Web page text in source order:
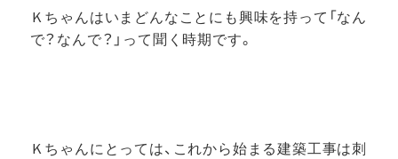
Ｋちゃんはいまどんなことにも興味を持って「なん
で？なんで？」って聞く時期です。
Ｋちゃんにとっては、これから始まる建築工事は刺